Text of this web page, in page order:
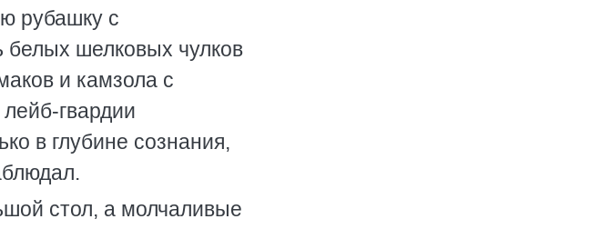
рубашку с
шелковых чулков
и камзола с
гвардии
в глубине сознания,
стол, а молчаливые